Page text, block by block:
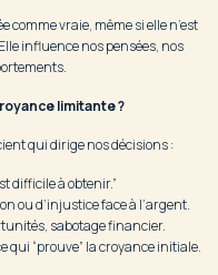
comme vraie, même si elle n’est
influence nos pensées, nos
limitante ?
qui dirige nos décisions :
difficile à obtenir.”
ou d’injustice face à l’argent.
sabotage financier.
“prouve” la croyance initiale.